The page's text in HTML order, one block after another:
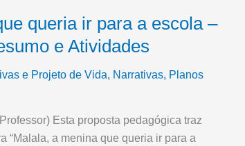
queria ir para a escola –
e Atividades
e Projeto de Vida, Narrativas, Planos
Esta proposta pedagógica traz
“Malala, a menina que queria ir para a